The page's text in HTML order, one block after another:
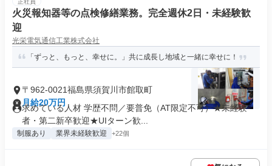
正社員
火災報知器等の点検修繕業務。完全週休2日・未経験歓
迎
光栄電気通信工業株式会社
「ずっと、もっと、幸せに。」共に成長し地域と一緒に幸せに！
〒962-0021福島県須賀川市館取町
月給20万円
求めている人材 学歴不問／要普免（AT限定不可）★未経験
者・第二新卒歓迎★UIターン歓...
制服あり 業界未経験歓迎 +22個